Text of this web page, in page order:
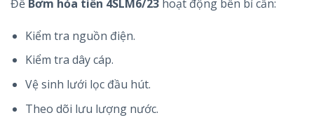
Để Bơm hỏa tiễn 4SLM6/23 hoạt động bền bỉ cần:
Kiểm tra nguồn điện.
Kiểm tra dây cáp.
Vệ sinh lưới lọc đầu hút.
Theo dõi lưu lượng nước.